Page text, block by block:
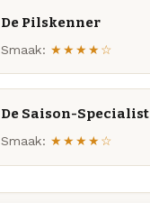
De Pilskenner
Smaak: ★★★★☆
De Saison-Specialist
Smaak: ★★★★☆